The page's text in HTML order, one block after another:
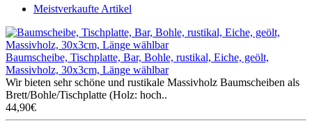
Meistverkaufte Artikel
Baumscheibe, Tischplatte, Bar, Bohle, rustikal, Eiche, geölt,
Massivholz, 30x3cm, Länge wählbar
Wir bieten sehr schöne und rustikale Massivholz Baumscheiben als
Brett/Bohle/Tischplatte (Holz: hoch..
44,90€